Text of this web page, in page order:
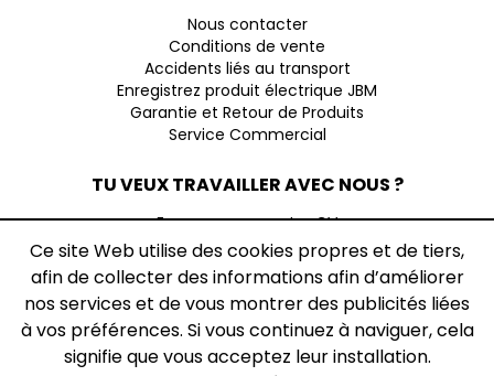
Nous contacter
Conditions de vente
Accidents liés au transport
Enregistrez produit électrique JBM
Garantie et Retour de Produits
Service Commercial
TU VEUX TRAVAILLER AVEC NOUS ?
Envoyez-nous votre CV
TEXTES JURIDIQUES
Information juridique
Conditions d'utilisation
Avis des modalités de l'utilisation des données
Ce site Web utilise des cookies propres et de tiers,
afin de collecter des informations afin d’améliorer
nos services et de vous montrer des publicités liées
à vos préférences. Si vous continuez à naviguer, cela
signifie que vous acceptez leur installation.